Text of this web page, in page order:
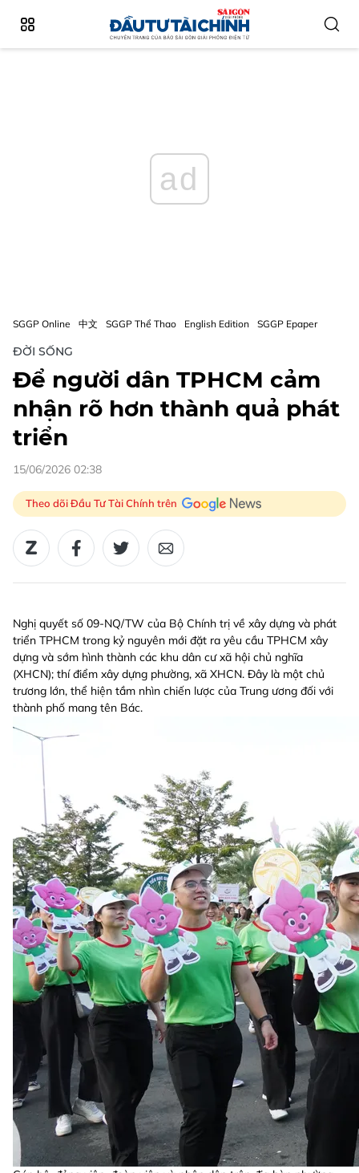
ad
SGGP Online 中文 SGGP Thể Thao English Edition SGGP Epaper
ĐỜI SỐNG
Để người dân TPHCM cảm
nhận rõ hơn thành quả phát
triển
15/06/2026 02:38
Theo dõi Đầu Tư Tài Chính trên
Nghị quyết số 09-NQ/TW của Bộ Chính trị về xây dựng và phát
triển TPHCM trong kỷ nguyên mới đặt ra yêu cầu TPHCM xây
dựng và sớm hình thành các khu dân cư xã hội chủ nghĩa
(XHCN); thí điểm xây dựng phường, xã XHCN. Đây là một chủ
trương lớn, thể hiện tầm nhìn chiến lược của Trung ương đối với
thành phố mang tên Bác.